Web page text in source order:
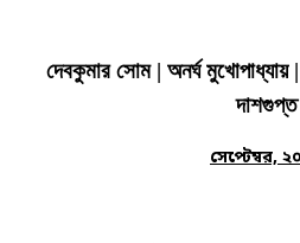
দেবকুমার সোম | অনর্ঘ মুখোপাধ্যায় |
দাশগুপ্ত
সেপ্টেম্বর,